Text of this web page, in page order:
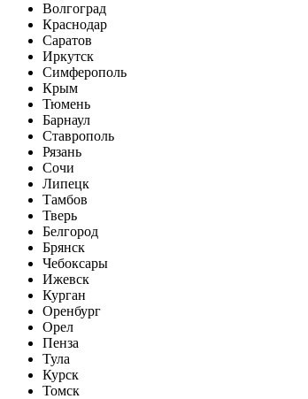
Волгоград
Краснодар
Саратов
Иркутск
Симферополь
Крым
Тюмень
Барнаул
Ставрополь
Рязань
Сочи
Липецк
Тамбов
Тверь
Белгород
Брянск
Чебоксары
Ижевск
Курган
Оренбург
Орел
Пенза
Тула
Курск
Томск